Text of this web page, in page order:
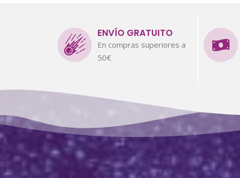
ENVÍO GRATUITO
En compras superiores a
50€